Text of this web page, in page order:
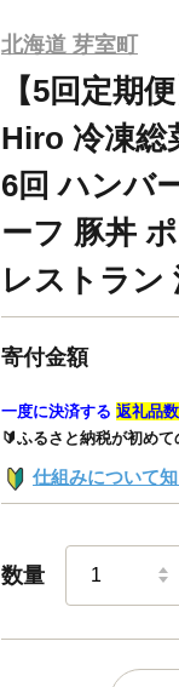
北海道 芽室町
【5回定期
Hiro 冷凍総
6回 ハンバ
ーフ 豚丼
レストラン
寄付金額
一度に決済する 返礼品
🔰ふるさと納税が初め
仕組みについて
数量